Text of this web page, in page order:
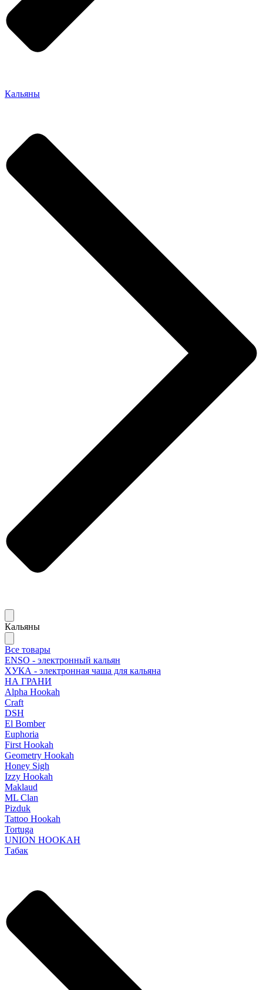
Кальяны
Кальяны
Все товары
ENSO - электронный кальян
ХУКА - электронная чаша для кальяна
НА ГРАНИ
Alpha Hookah
Craft
DSH
El Bomber
Euphoria
First Hookah
Geometry Hookah
Honey Sigh
Izzy Hookah
Maklaud
ML Clan
Pizduk
Tattoo Hookah
Tortuga
UNION HOOKAH
Табак